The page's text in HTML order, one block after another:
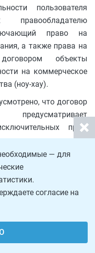
пользователя
правообладателю
право на
а также права на
объекты
на коммерческое
(ноу-хау).
что договор
предусматривает
прав,
опыта
объеме (в
и (или)
с указанием
использования
сфере
или
осуществлению иной
— для
согласие на